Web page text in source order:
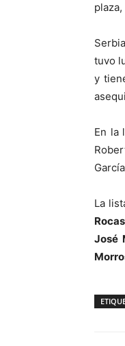
tuvo
y
En la
La
José